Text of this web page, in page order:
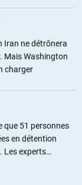
avant la mise en
à la lecture du
en vendant son
b) et plus cher que
bien qu’elle reste
Iran ne détrônera
Mais Washington
charger
que 51 personnes
en détention
Les experts